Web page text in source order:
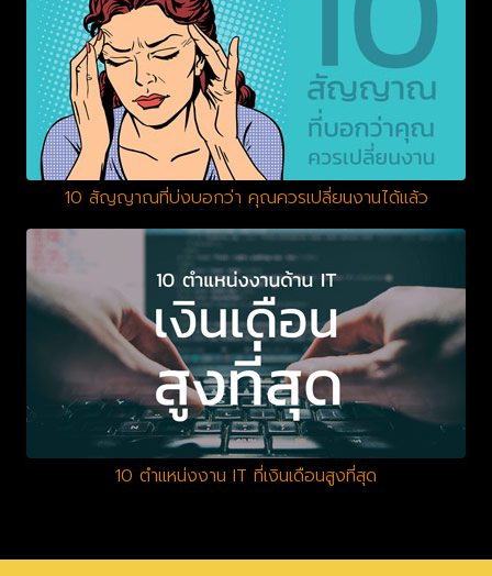
10 สัญญาณที่บ่งบอกว่า คุณควรเปลี่ยนงานได้แล้ว
10 ตำแหน่งงาน IT ที่เงินเดือนสูงที่สุด